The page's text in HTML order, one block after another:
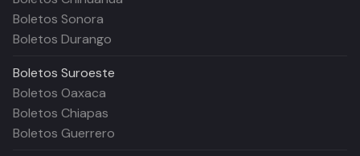
Boletos Sonora
Boletos Durango
Boletos Suroeste
Boletos Oaxaca
Boletos Chiapas
Boletos Guerrero